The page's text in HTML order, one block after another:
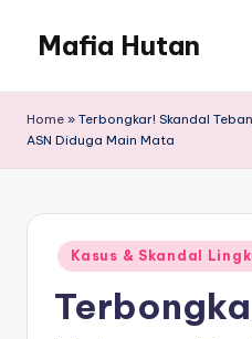
content
Mafia Hutan
dan
Home » Terbongkar! Skandal
ASN Diduga Main Mata
Posted
in
Kasus & Skandal